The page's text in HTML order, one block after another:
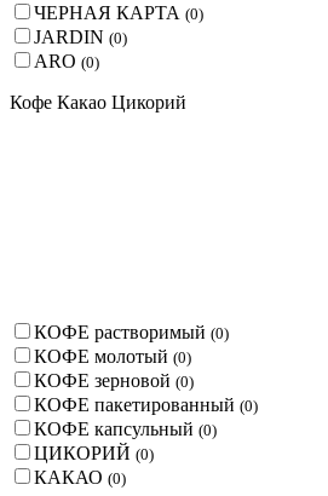
ЧЕРНАЯ КАРТА (0)
JARDIN (0)
ARO (0)
Кофе Какао Цикорий
КОФЕ растворимый (0)
КОФЕ молотый (0)
КОФЕ зерновой (0)
КОФЕ пакетированный (0)
КОФЕ капсульный (0)
ЦИКОРИЙ (0)
КАКАО (0)